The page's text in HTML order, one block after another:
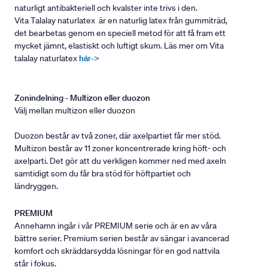
naturligt antibakteriell och kvalster inte trivs i den.
Vita Talalay naturlatex är en naturlig latex från gummiträd,
det bearbetas genom en speciell metod för att få fram ett
mycket jämnt, elastiskt och luftigt skum. Läs mer om Vita
talalay naturlatexhär->
Zonindelning - Multizon eller duozon
Välj mellan multizon eller duozon
Duozon består av två zoner, där axelpartiet får mer stöd.
Multizon består av 11 zoner koncentrerade kring höft- och
axelparti. Det gör att du verkligen kommer ned med axeln
samtidigt som du får bra stöd för höftpartiet och
ländryggen.
PREMIUM
Annehamn ingår i vår PREMIUM serie och är en av våra
bättre serier. Premium serien består av sängar i avancerad
komfort och skräddarsydda lösningar för en god nattvila
står i fokus.